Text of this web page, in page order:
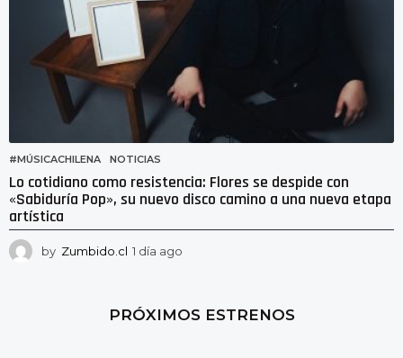
#MÚSICACHILENA ,NOTICIAS
Lo cotidiano como resistencia: Flores se despide con
«Sabiduría Pop», su nuevo disco camino a una nueva etapa
artística
by Zumbido.cl 1 día ago
r
PRÓXIMOS ESTRENOS